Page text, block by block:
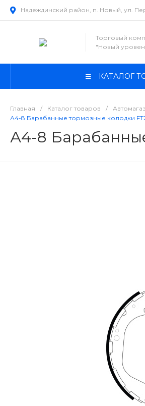
Надеждинский район, п. Новый, ул.
Торговый
"Новый
КАТАЛОГ
Главная / Каталог товаров /
А4-8 Барабанные тормозные колодки
А4-8